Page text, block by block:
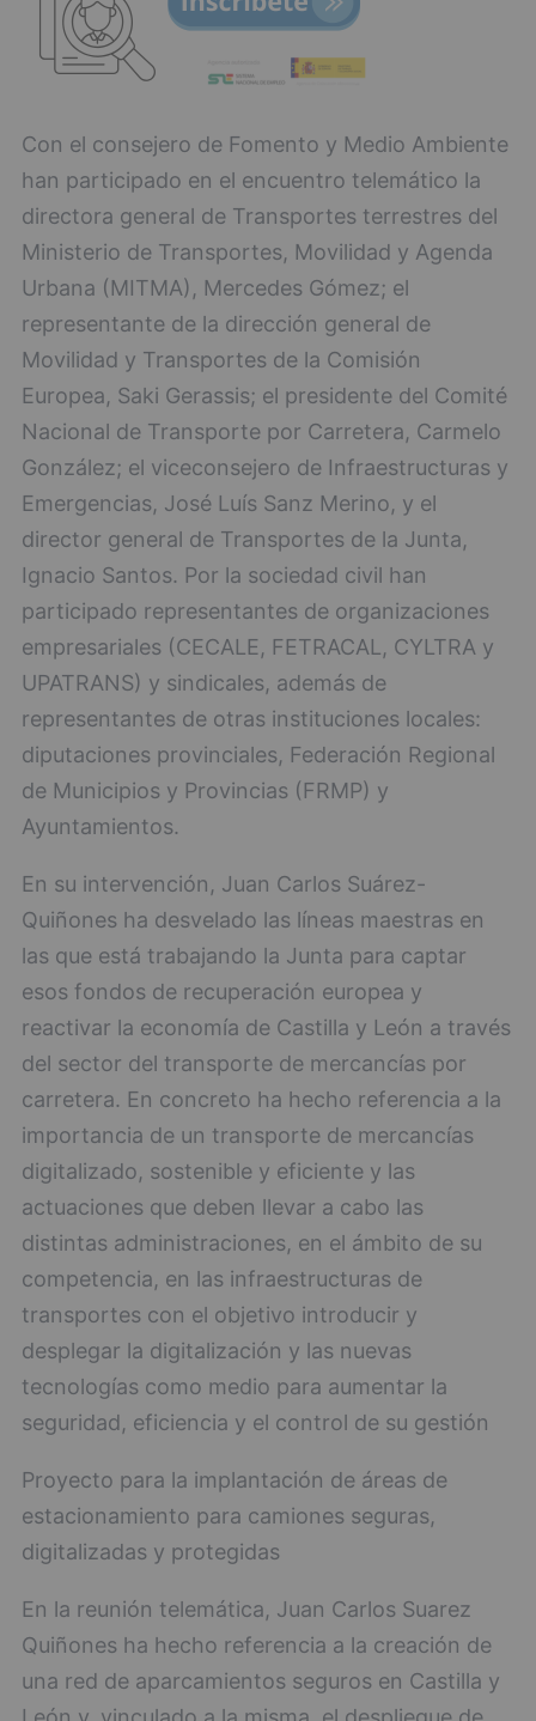
Con el consejero de Fomento y Medio Ambiente
han participado en el encuentro telemático la
directora general de Transportes terrestres del
Ministerio de Transportes, Movilidad y Agenda
Urbana (MITMA), Mercedes Gómez; el
representante de la dirección general de
Movilidad y Transportes de la Comisión
Europea, Saki Gerassis; el presidente del Comité
Nacional de Transporte por Carretera, Carmelo
González; el viceconsejero de Infraestructuras y
Emergencias, José Luís Sanz Merino, y el
director general de Transportes de la Junta,
Ignacio Santos. Por la sociedad civil han
participado representantes de organizaciones
empresariales (CECALE, FETRACAL, CYLTRA y
UPATRANS) y sindicales, además de
representantes de otras instituciones locales:
diputaciones provinciales, Federación Regional
de Municipios y Provincias (FRMP) y
Ayuntamientos.
En su intervención, Juan Carlos Suárez-
Quiñones ha desvelado las líneas maestras en
las que está trabajando la Junta para captar
esos fondos de recuperación europea y
reactivar la economía de Castilla y León a través
del sector del transporte de mercancías por
carretera. En concreto ha hecho referencia a la
importancia de un transporte de mercancías
digitalizado, sostenible y eficiente y las
actuaciones que deben llevar a cabo las
distintas administraciones, en el ámbito de su
competencia, en las infraestructuras de
transportes con el objetivo introducir y
desplegar la digitalización y las nuevas
tecnologías como medio para aumentar la
seguridad, eficiencia y el control de su gestión
Proyecto para la implantación de áreas de
estacionamiento para camiones seguras,
digitalizadas y protegidas
En la reunión telemática, Juan Carlos Suarez
Quiñones ha hecho referencia a la creación de
una red de aparcamientos seguros en Castilla y